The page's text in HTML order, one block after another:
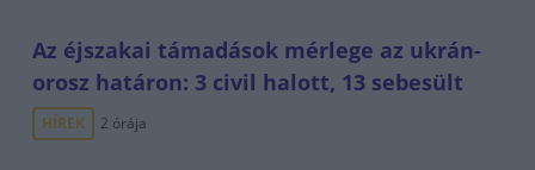
Az éjszakai támadások mérlege az ukrán-
orosz határon: 3 civil halott, 13 sebesült
HÍREK 2 órája